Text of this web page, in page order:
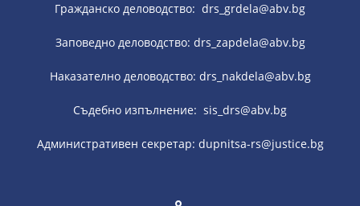
Гражданско деловодство: drs_grdela@abv.bg
Заповедно деловодство: drs_zapdela@abv.bg
Наказателно деловодство: drs_nakdela@abv.bg
Съдебно изпълнение: sis_drs@abv.bg
Административен секретар: dupnitsa-rs@justice.bg